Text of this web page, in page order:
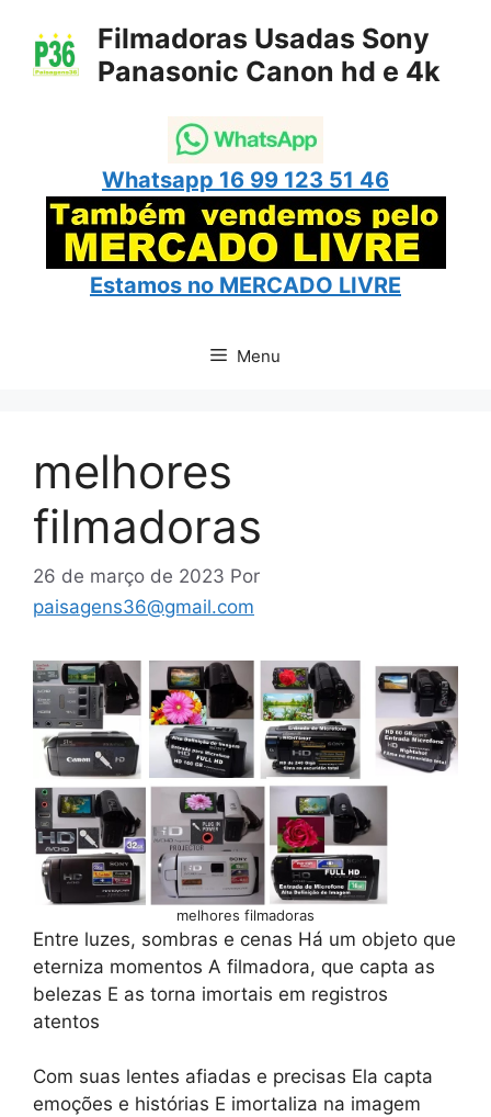
para
Filmadoras Usadas Sony
Panasonic Canon hd e 4k
Whatsapp 16 99 123 51 46
Estamos no MERCADO LIVRE
Menu
melhores
filmadoras
26 de março de 2023 Por
paisagens36@gmail.com
melhores filmadoras
Entre luzes, sombras e cenas Há um objeto que
eterniza momentos A filmadora, que capta as
belezas E as torna imortais em registros
atentos
Com suas lentes afiadas e precisas Ela capta
emoções e histórias E imortaliza na imagem